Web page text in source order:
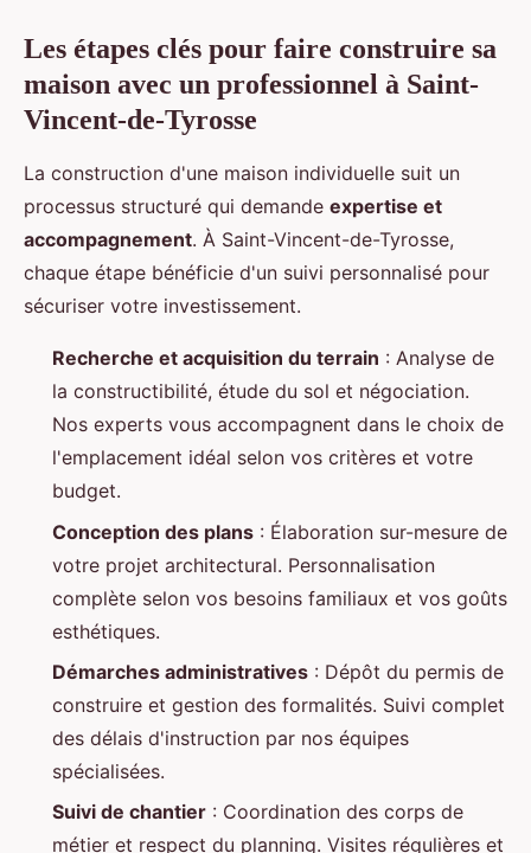
Les étapes clés pour faire construire sa
maison avec un professionnel à Saint-
Vincent-de-Tyrosse
La construction d'une maison individuelle suit un
processus structuré qui demande expertise et
accompagnement. À Saint-Vincent-de-Tyrosse,
chaque étape bénéficie d'un suivi personnalisé pour
sécuriser votre investissement.
Recherche et acquisition du terrain : Analyse de
la constructibilité, étude du sol et négociation.
Nos experts vous accompagnent dans le choix de
l'emplacement idéal selon vos critères et votre
budget.
Conception des plans : Élaboration sur-mesure de
votre projet architectural. Personnalisation
complète selon vos besoins familiaux et vos goûts
esthétiques.
Démarches administratives : Dépôt du permis de
construire et gestion des formalités. Suivi complet
des délais d'instruction par nos équipes
spécialisées.
Suivi de chantier : Coordination des corps de
métier et respect du planning. Visites régulières et